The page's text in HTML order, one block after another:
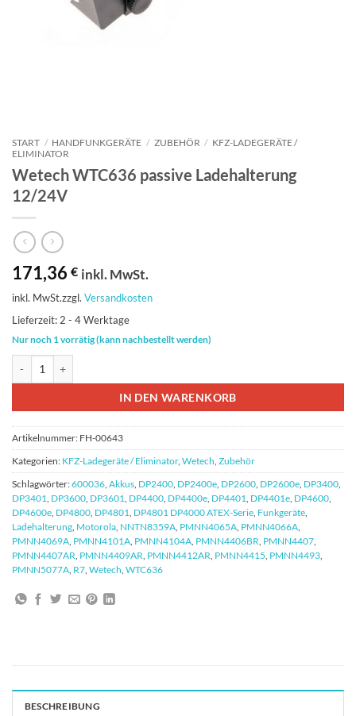
START / HANDFUNKGERÄTE / ZUBEHÖR / KFZ-LADEGERÄT​​E /
ELIMINATOR
Wetech WTC636 passive Ladehalterung
12/24V
171,36 € inkl. MwSt.
inkl. MwSt.zzgl. Versandkosten
Lieferzeit:2 - 4 Werktage
Nur noch 1 vorrätig (kann nachbestellt werden)
IN DEN WARENKORB
Artikelnummer: FH-00643
Kategorien: KFZ-Ladegerät​​e / Eliminator, Wetech Zubehör
Schlagwörter:600036 Akkus DP2400 DP2400e DP2600 DP2600e DP3400
DP3401
DP3600 DP3601 DP4400 DP4400e DP4401 DP4401e DP4600
DP4600e DP4800 DP4801 DP4801 DP4000 ATEX-Serie Funkgeräte
Ladehalterung Motorola NNTN8359A PMNN4065A PMNN4066A
PMNN4069A PMNN4101A PMNN4104A PMNN4406BR PMNN4407
PMNN4407AR PMNN4409AR PMNN4412AR PMNN4415 PMNN4493
PMNN5077A R7 Wetech WTC636
BESCHREIBUNG